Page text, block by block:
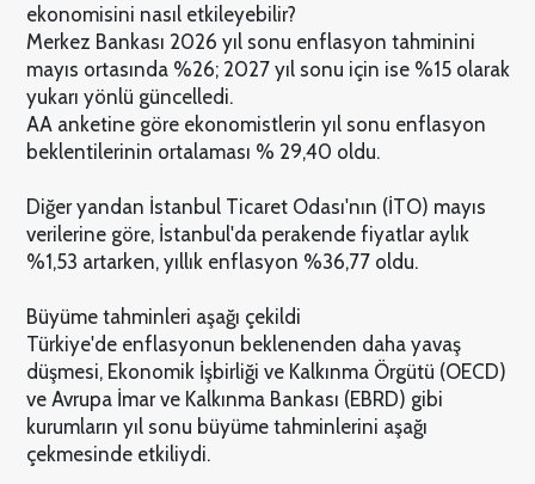
ekonomisini nasıl etkileyebilir?
Merkez Bankası 2026 yıl sonu enflasyon tahminini
mayıs ortasında %26; 2027 yıl sonu için ise %15 olarak
yukarı yönlü güncelledi.
AA anketine göre ekonomistlerin yıl sonu enflasyon
beklentilerinin ortalaması % 29,40 oldu.
Diğer yandan İstanbul Ticaret Odası'nın (İTO) mayıs
verilerine göre, İstanbul'da perakende fiyatlar aylık
%1,53 artarken, yıllık enflasyon %36,77 oldu.
Büyüme tahminleri aşağı çekildi
Türkiye'de enflasyonun beklenenden daha yavaş
düşmesi, Ekonomik İşbirliği ve Kalkınma Örgütü (OECD)
ve Avrupa İmar ve Kalkınma Bankası (EBRD) gibi
kurumların yıl sonu büyüme tahminlerini aşağı
çekmesinde etkiliydi.